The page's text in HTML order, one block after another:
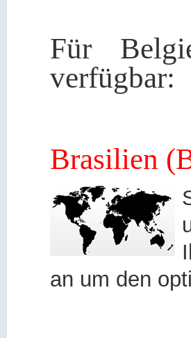
Für
verfügbar:
Brasilien
an um den